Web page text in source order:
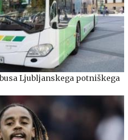
Ljubljanskega potniškega